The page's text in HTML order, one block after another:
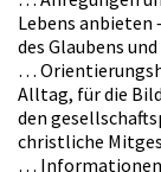
Lebens anbieten
des Glaubens
…
Alltag, für die
den
christliche
… Informationen